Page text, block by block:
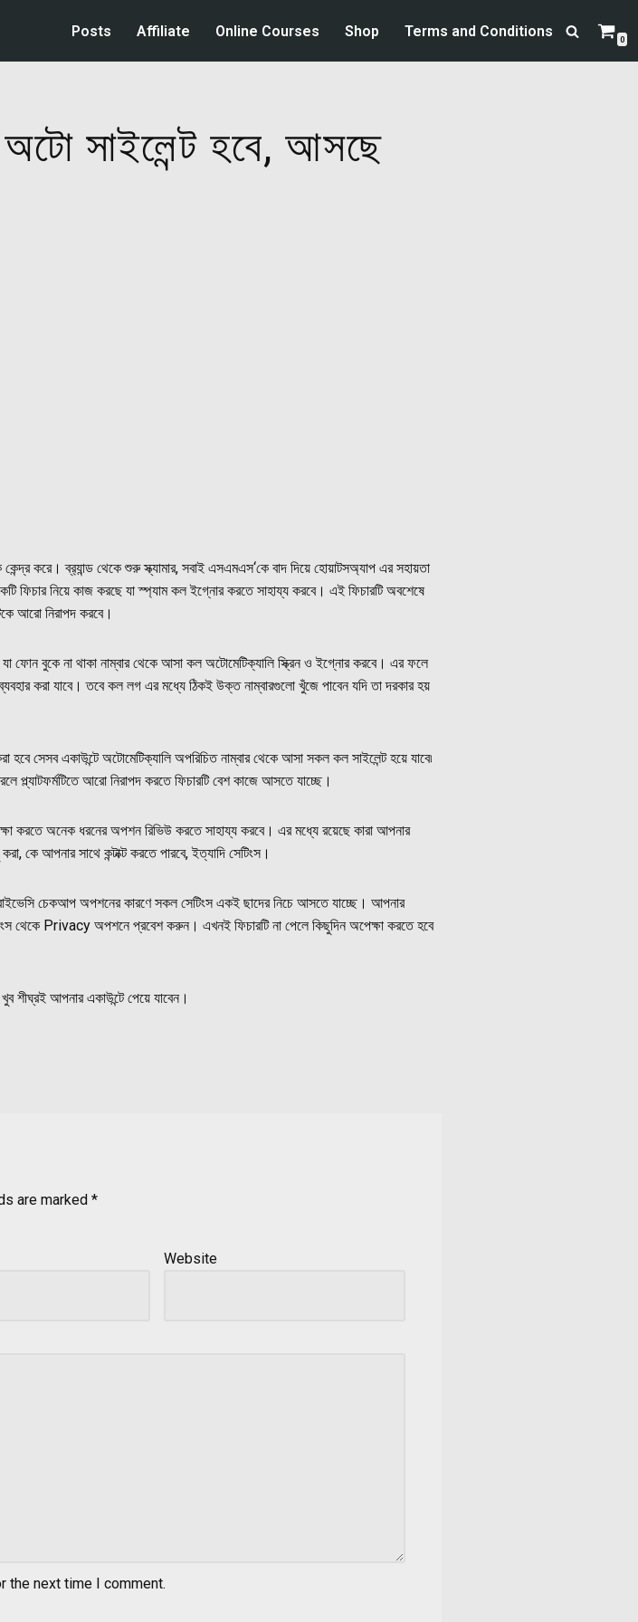
Posts Affiliate Online Courses Shop Terms and Conditions 0
সাইলেন্ট হবে, আসছে
করে। ব্র‍্যান্ড থেকে শুরু স্ক্যামার, সবাই এসএমএস‘কে বাদ দিয়ে হোয়াটসঅ্যাপ এর সহায়তা
ফিচার নিয়ে কাজ করছে যা স্প্যাম কল ইগ্নোর করতে সাহায্য করবে। এই ফিচারটি অবশেষে
আরো নিরাপদ করবে।
বুকে না থাকা নাম্বার থেকে আসা কল অটোমেটিক্যালি স্ক্রিন ও ইগ্নোর করবে। এর ফলে
করা যাবে। তবে কল লগ এর মধ্যে ঠিকই উক্ত নাম্বারগুলো খুঁজে পাবেন যদি তা দরকার হয়
সেসব একাউন্টে অটোমেটিক্যালি অপরিচিত নাম্বার থেকে আসা সকল কল সাইলেন্ট হয়ে যাবে৷
প্ল্যাটফর্মটিতে আরো নিরাপদ করতে ফিচারটি বেশ কাজে আসতে যাচ্ছে।
করতে অনেক ধরনের অপশন রিভিউ করতে সাহায্য করবে। এর মধ্যে রয়েছে কারা আপনার
কে আপনার সাথে কন্টাক্ট করতে পারবে, ইত্যাদি সেটিংস।
চেকআপ অপশনের কারণে সকল সেটিংস একই ছাদের নিচে আসতে যাচ্ছে। আপনার
থেকে Privacy অপশনে প্রবেশ করুন। এখনই ফিচারটি না পেলে কিছুদিন অপেক্ষা করতে হবে
শীঘ্রই আপনার একাউন্টে পেয়ে যাবেন।
are marked *
Website
the next time I comment.